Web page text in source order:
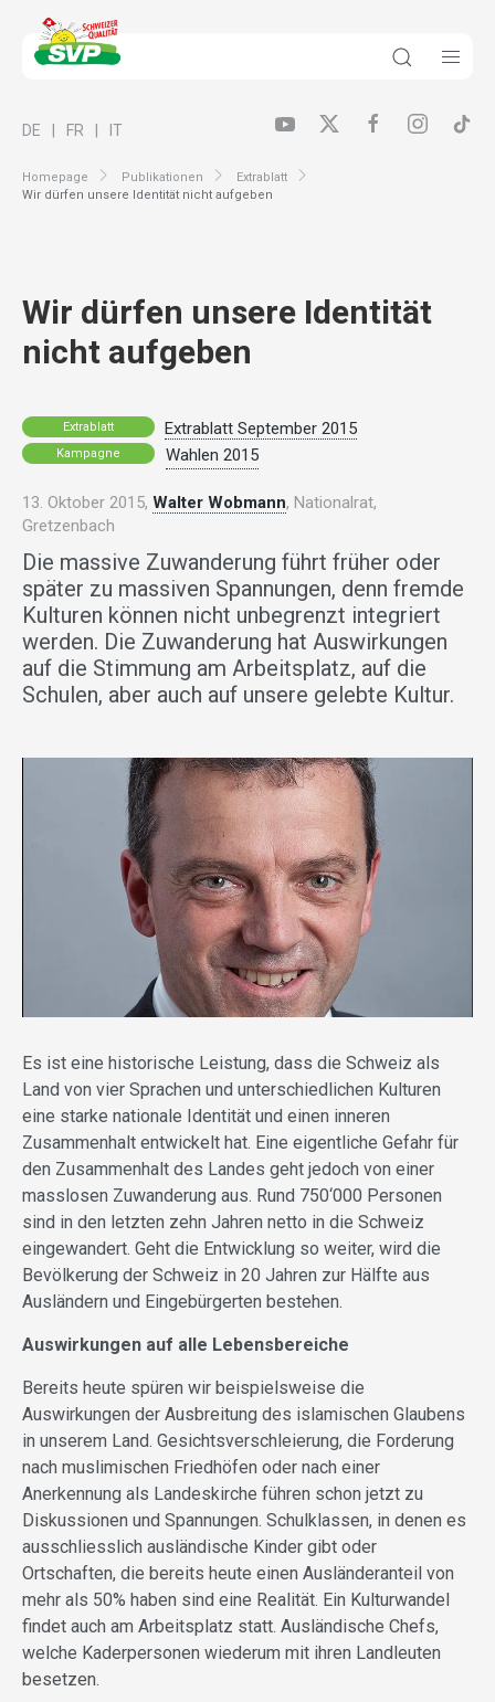
Homepage Publikationen
Extrablatt
Wir dürfen unsere Identität nicht aufgeben
DE FR IT
Wir dürfen unsere Identität
nicht aufgeben
Extrablatt Extrablatt September 2015
Kampagne Wahlen 2015
13. Oktober 2015, Walter Wobmann, Nationalrat,
Gretzenbach
Die massive Zuwanderung führt früher oder
später zu massiven Spannungen, denn fremde
Kulturen können nicht unbegrenzt integriert
werden. Die Zuwanderung hat Auswirkungen
auf die Stimmung am Arbeitsplatz, auf die
Schulen, aber auch auf unsere gelebte Kultur.
Es ist eine historische Leistung, dass die Schweiz als
Land von vier Sprachen und unterschiedlichen Kulturen
eine starke nationale Identität und einen inneren
Zusammenhalt entwickelt hat. Eine eigentliche Gefahr für
den Zusammenhalt des Landes geht jedoch von einer
masslosen Zuwanderung aus. Rund 750‘000 Personen
sind in den letzten zehn Jahren netto in die Schweiz
eingewandert. Geht die Entwicklung so weiter, wird die
Bevölkerung der Schweiz in 20 Jahren zur Hälfte aus
Ausländern und Eingebürgerten bestehen.
Auswirkungen auf alle Lebensbereiche
Bereits heute spüren wir beispielsweise die
Auswirkungen der Ausbreitung des islamischen Glaubens
in unserem Land. Gesichtsverschleierung, die Forderung
nach muslimischen Friedhöfen oder nach einer
Anerkennung als Landeskirche führen schon jetzt zu
Diskussionen und Spannungen. Schulklassen, in denen es
ausschliesslich ausländische Kinder gibt oder
Ortschaften, die bereits heute einen Ausländeranteil von
mehr als 50% haben sind eine Realität. Ein Kulturwandel
findet auch am Arbeitsplatz statt. Ausländische Chefs,
welche Kaderpersonen wiederum mit ihren Landleuten
besetzen.